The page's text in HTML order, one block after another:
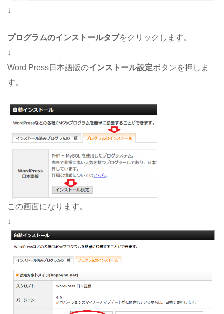
↓
プログラムのインストールタブをクリックします。
↓
Word Press日本語版のインストール設定ボタンを押しま
す。
この画面になります。
↓